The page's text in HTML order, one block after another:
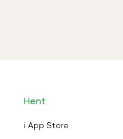
Hent
i App Store